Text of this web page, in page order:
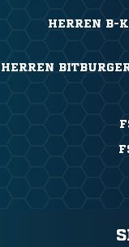
HERREN B-
HERREN